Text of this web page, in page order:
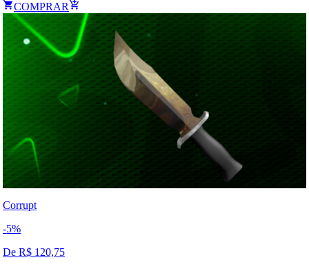
COMPRAR
Corrupt
-5%
De R$ 120,75